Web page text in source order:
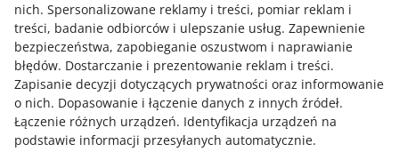
nich. Spersonalizowane reklamy i treści, pomiar reklam i
treści, badanie odbiorców i ulepszanie usług. Zapewnienie
bezpieczeństwa, zapobieganie oszustwom i naprawianie
błędów. Dostarczanie i prezentowanie reklam i treści.
Zapisanie decyzji dotyczących prywatności oraz informowanie
o nich. Dopasowanie i łączenie danych z innych źródeł.
Łączenie różnych urządzeń. Identyfikacja urządzeń na
podstawie informacji przesyłanych automatycznie.
Skontaktuj się z nami
Zapytaj społeczność
Zajrzyj na Allegro Gadane